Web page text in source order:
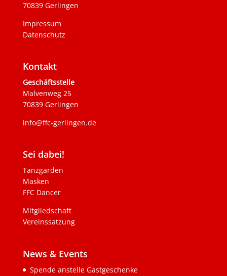
70839 Gerlingen
Impressum
Datenschutz
Kontakt
Geschäftsstelle
Malvenweg 25
70839 Gerlingen
info@ffc-gerlingen.de
Sei dabei!
Tanzgarden
Masken
FFC Dancer
Mitgliedschaft
Vereinssatzung
News & Events
Spende anstelle Gastgeschenke